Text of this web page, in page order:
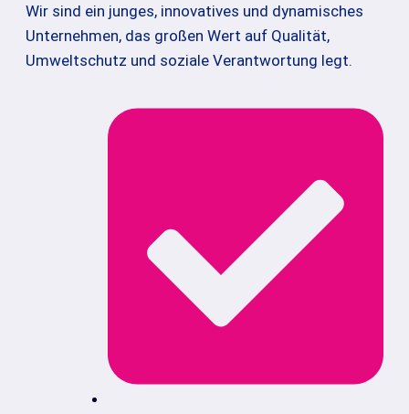
Wir sind ein junges, innovatives und dynamisches
Unternehmen, das großen Wert auf Qualität,
Umweltschutz und soziale Verantwortung legt.